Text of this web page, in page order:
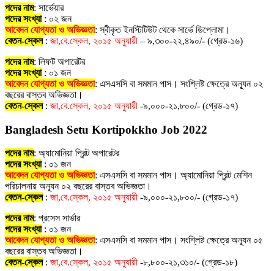
পদের নাম: সার্ভেয়ার
পদের সংখ্যা: ০২ জন
আবেদন যোগ্যতা ও অভিজ্ঞতা: স্বীকৃত ইনস্টিটিউট থেকে সার্ভে ডিপ্লোমা।
বেতন-স্কেল: জা,বে.স্কেল, ২০১৫ অনুযায়ী – ৯,৩০০-২২,৪৯০/- (গ্রেড-১৬)
পদের নাম: লিফট অপারেটর
পদের সংখ্যা: ০১ জন
আবেদন যোগ্যতা ও অভিজ্ঞতা: এসএসসি বা সমমান পাস। সংশ্লিষ্ট ক্ষেত্রে অন্যূন ০২
বছরের বাস্তব অভিজ্ঞতা।
বেতন-স্কেল: জা,বে.স্কেল, ২০১৫ অনুযায়ী -৯,০০০-২১,৮০০/- (গ্রেড-১৭)
Bangladesh Setu Kortipokkho Job 2022
পদের নাম: অ্যামোনিয়া প্রিন্ট অপারেটর
পদের সংখ্যা: ০১ জন
আবেদন যোগ্যতা ও অভিজ্ঞতা: এসএসসি বা সমমান পাস। অ্যামোনিয়া প্রিন্ট মেশিন
পরিচালনায় অন্যূন ০২ বছরের বাস্তব অভিজ্ঞতা।
বেতন-স্কেল: জা,বে.স্কেল, ২০১৫ অনুযায়ী -৯,০০০-২১,৮০০/- (গ্রেড-১৭)
পদের নাম: প্রসেস সার্ভার
পদের সংখ্যা: ০১ জন
আবেদন যোগ্যতা ও অভিজ্ঞতা: এসএসসি বা সমমান পাস। সংশ্লিষ্ট ক্ষেত্রে অন্যূন ০৫
বছরের বাস্তব অভিজ্ঞতা।
বেতন-স্কেল: জা,বে.স্কেল, ২০১৫ অনুযায়ী -৮,৮০০-২১,৩১০/- (গ্রেড-১৮)